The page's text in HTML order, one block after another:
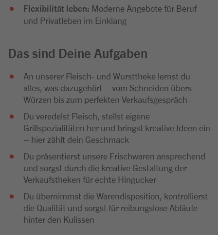
Flexibilität leben: Moderne Angebote für Beruf
und Privatleben im Einklang
Das sind Deine Aufgaben
An unserer Fleisch- und Wursttheke lernst du
alles, was dazugehört – vom Schneiden übers
Würzen bis zum perfekten Verkaufsgespräch
Du veredelst Fleisch, stellst eigene
Grillspezialitäten her und bringst kreative Ideen ein
– hier zählt dein Geschmack
Du präsentierst unsere Frischwaren ansprechend
und sorgst durch die kreative Gestaltung der
Verkaufstheken für echte Hingucker
Du übernimmst die Warendisposition, kontrollierst
die Qualität und sorgst für reibungslose Abläufe
hinter den Kulissen